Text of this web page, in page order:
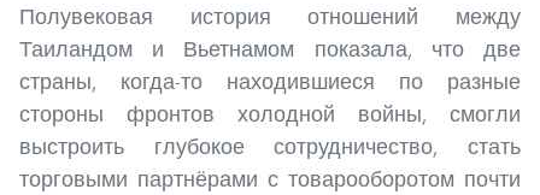
Полувековая история отношений между
Таиландом и Вьетнамом показала, что две
страны, когда-то находившиеся по разные
стороны фронтов холодной войны, смогли
выстроить глубокое сотрудничество, стать
торговыми партнёрами с товарооборотом почти